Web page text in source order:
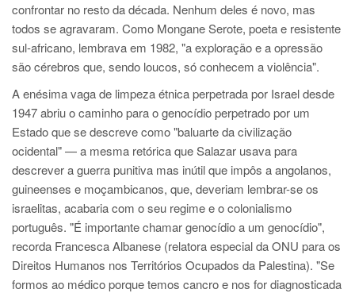
confrontar no resto da década. Nenhum deles é novo, mas
todos se agravaram. Como Mongane Serote, poeta e resistente
sul-africano, lembrava em 1982, "a exploração e a opressão
são cérebros que, sendo loucos, só conhecem a violência".
A enésima vaga de limpeza étnica perpetrada por Israel desde
1947 abriu o caminho para o genocídio perpetrado por um
Estado que se descreve como "baluarte da civilização
ocidental" — a mesma retórica que Salazar usava para
descrever a guerra punitiva mas inútil que impôs a angolanos,
guineenses e moçambicanos, que, deveriam lembrar-se os
israelitas, acabaria com o seu regime e o colonialismo
português. "É importante chamar genocídio a um genocídio",
recorda Francesca Albanese (relatora especial da ONU para os
Direitos Humanos nos Territórios Ocupados da Palestina). "Se
formos ao médico porque temos cancro e nos for diagnosticada